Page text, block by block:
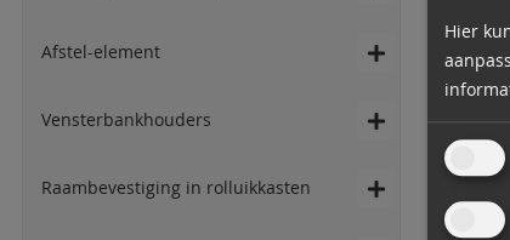
Afstel-element
Vensterbankhouders
Raambevestiging in rolluikkasten
K-
K-
K-
K-
Hier